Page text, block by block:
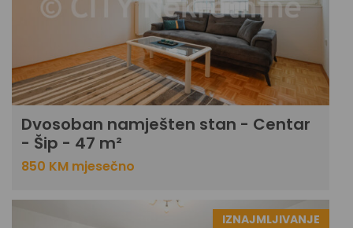
Dvosoban namješten stan - Centar
- Šip - 47 m²
850 KM mjesečno
IZNAJMLJIVANJE